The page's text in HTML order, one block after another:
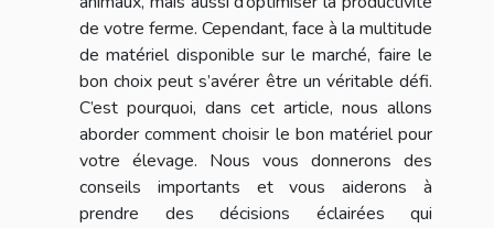
de votre ferme. Cependant, face à la multitude
de matériel disponible sur le marché, faire le
bon choix peut s’avérer être un véritable défi.
C’est pourquoi, dans cet article, nous allons
aborder comment choisir le bon matériel pour
votre élevage. Nous vous donnerons des
conseils importants et vous aiderons à
prendre des décisions éclairées qui